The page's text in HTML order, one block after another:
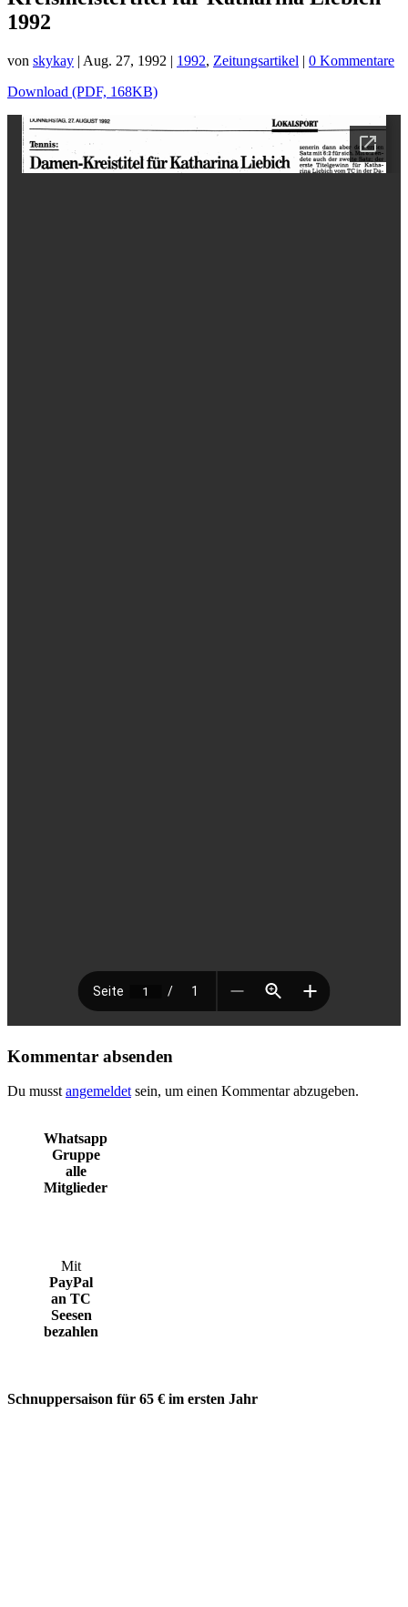
1992
von skykay | Aug. 27, 1992 | 1992, Zeitungsartikel | 0 Kommentare
Download (PDF, 168KB)
Kommentar absenden
Du musst angemeldet sein, um einen Kommentar abzugeben.
Whatsapp
Gruppe
alle
Mitglieder
Mit
PayPal
an TC
Seesen
bezahlen
Schnuppersaison für 65 € im ersten Jahr